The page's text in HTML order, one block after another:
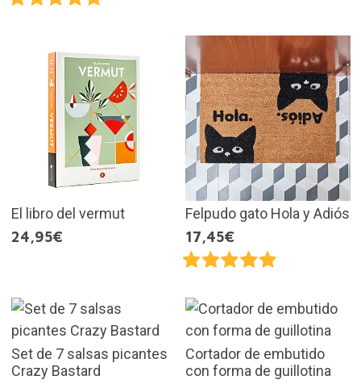
El libro del vermut
24,95€
Felpudo gato Hola y Adiós
17,45€
Set de 7 salsas picantes
Crazy Bastard
Cortador de embutido
con forma de guillotina